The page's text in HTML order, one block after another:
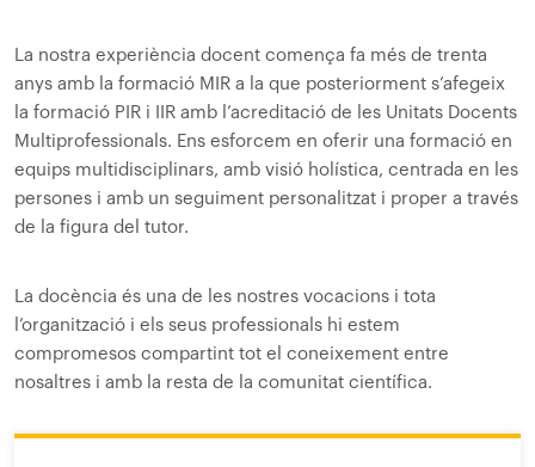
La nostra experiència docent comença fa més de trenta
anys amb la formació MIR a la que posteriorment s’afegeix
la formació PIR i IIR amb l’acreditació de les Unitats Docents
Multiprofessionals. Ens esforcem en oferir una formació en
equips multidisciplinars, amb visió holística, centrada en les
persones i amb un seguiment personalitzat i proper a través
de la figura del tutor.
La docència és una de les nostres vocacions i tota
l’organització i els seus professionals hi estem
compromesos compartint tot el coneixement entre
nosaltres i amb la resta de la comunitat científica.